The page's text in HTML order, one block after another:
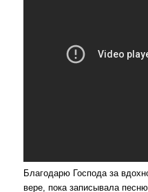
Благодарю Господа за
вере, пока записывала